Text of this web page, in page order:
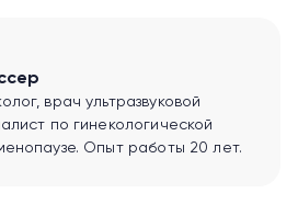
врач ультразвуковой
по гинекологической
Опыт работы 20 лет.